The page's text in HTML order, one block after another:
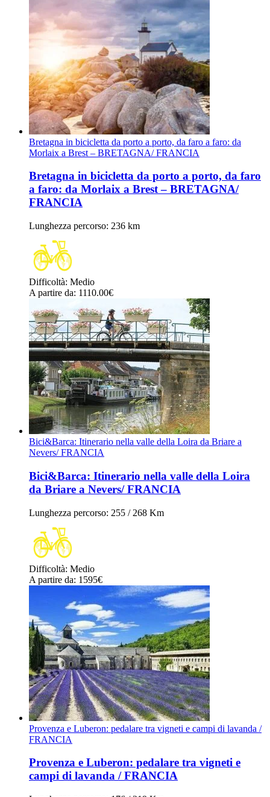
Bretagna in bicicletta da porto a porto, da faro a faro: da
Morlaix a Brest – BRETAGNA/ FRANCIA
Bretagna in bicicletta da porto a porto, da faro
a faro: da Morlaix a Brest – BRETAGNA/
FRANCIA
Lunghezza percorso: 236 km
Difficoltà: Medio
A partire da: 1110.00€
Bici&Barca: Itinerario nella valle della Loira da Briare a
Nevers/ FRANCIA
Bici&Barca: Itinerario nella valle della Loira
da Briare a Nevers/ FRANCIA
Lunghezza percorso: 255 / 268 Km
Difficoltà: Medio
A partire da: 1595€
Provenza e Luberon: pedalare tra vigneti e campi di lavanda /
FRANCIA
Provenza e Luberon: pedalare tra vigneti e
campi di lavanda / FRANCIA